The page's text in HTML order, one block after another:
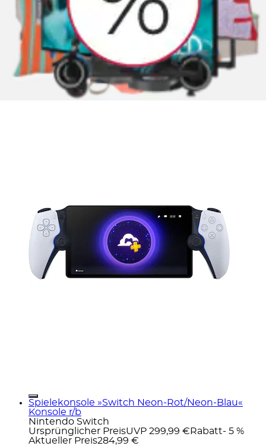
Spielekonsole »Portal™ Remote-Player«
PlayStation 5
Ursprünglicher PreisUVP 249,99 €Rabatt
Aktueller Preis219,99 €
Spielekonsole »Switch Neon-Rot/Neon-Blau«
Konsole r/b
Nintendo Switch
Ursprünglicher PreisUVP 299,99 € Rabatt- 5 %
Aktueller Preis284,99 €